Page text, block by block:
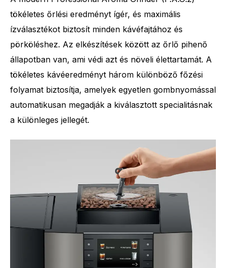
A specialitások száma 13
tökéletes őrlési eredményt ígér, és maximális
ízválasztékot biztosít minden kávéfajtához és
pörköléshez. Az elkészítések között az őrlő pihenő
állapotban van, ami védi azt és növeli élettartamát. A
tökéletes kávéeredményt három különböző főzési
folyamat biztosítja, amelyek egyetlen gombnyomással
automatikusan megadják a kiválasztott specialitásnak
a különleges jellegét.